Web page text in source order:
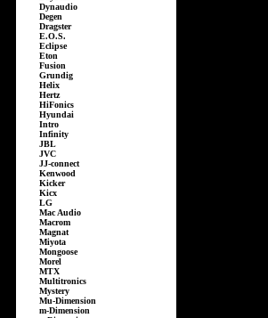
Dynaudio
Degen
Dragster
E.O.S.
Eclipse
Eton
Fusion
Grundig
Helix
Hertz
HiFonics
Hyundai
Intro
Infinity
JBL
JVC
JJ-connect
Kenwood
Kicker
Kicx
LG
Mac Audio
Macrom
Magnat
Miyota
Mongoose
Morel
MTX
Multitronics
Mystery
Mu-Dimension
m-Dimension